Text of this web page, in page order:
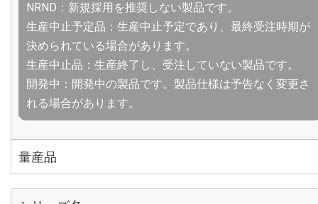
NRND：新規採用を推奨しない製品です。
生産中止予定品：生産中止予定であり、最終受注時期が
決められている場合があります。
生産中止品：生産終了し、受注していない製品です。
開発中：開発中の製品です。製品仕様は予告なく変更さ
れる場合があります。
量産品